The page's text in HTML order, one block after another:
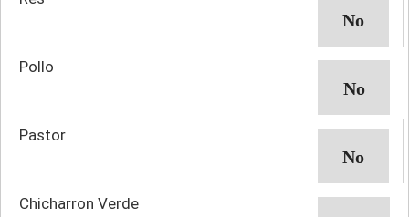
Pollo
Pastor
Chicharron Verde